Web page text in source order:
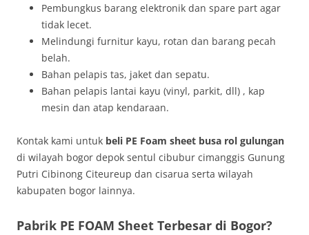
Pembungkus barang elektronik dan spare part agar
tidak lecet.
Melindungi furnitur kayu, rotan dan barang pecah
belah.
Bahan pelapis tas, jaket dan sepatu.
Bahan pelapis lantai kayu (vinyl, parkit, dll) , kap
mesin dan atap kendaraan.
Kontak kami untuk beli PE Foam sheet busa rol gulungan
di wilayah bogor depok sentul cibubur cimanggis Gunung
Putri Cibinong Citeureup dan cisarua serta wilayah
kabupaten bogor lainnya.
Pabrik PE FOAM Sheet Terbesar di Bogor?